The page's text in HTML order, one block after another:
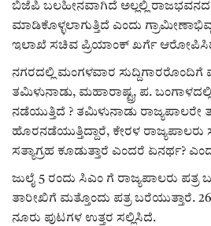
ಸಾಧಕರ ಪರಿಚಯ
ಪತ್ರಕರ್ತರ ಪರಿಚಯ
ಸಂಪಾದಕೀಯ
ಕವನ
Digital Subscription
ಬಿಜೆಪಿ ಬಲಹೀನವಾಗಿದೆ ಅಲ್ಲಲ್ಲಿ
ಮಾಡಿಕೊಳ್ಳಲಾಗುತ್ತಿದೆ ಎಂದು
ಇಲಾಖೆ ಸಚಿವ ಪ್ರಿಯಾಂಕ್ ಖರ್ಗೆ
ನಗರದಲ್ಲಿ ಮಂಗಳವಾರ
ತಮಿಳುನಾಡು, ಮಹಾರಾಷ್ಟ್ರ, ಪ.
ನಡೆಯುತ್ತಿದೆ ? ತಮಿಳುನಾಡು
ಹೊರನಡೆಯುತ್ತಿದ್ದಾರೆ, ಕೇರಳ ರಾಜ್ಯಪಾಲರು
ಸತ್ಯಾಗ್ರಹ ಕೂಡುತ್ತಾರೆ ಎಂದರೆ ಏನರ್ಥ?
ಜುಲೈ 5 ರಂದು ಸಿಎಂ ಗೆ ರಾಜ್ಯಪಾಲರು ಪತ್ರ
ತಾರೀಖಿಗೆ ಮತ್ತೊಂದು ಪತ್ರ ಬರೆಯುತ್ತಾರೆ.
ನೂರು ಪುಟಗಳ ಉತ್ತರ ಸಲ್ಲಿಸಿದೆ.